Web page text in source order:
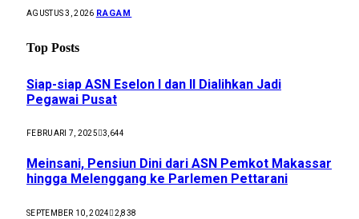
AGUSTUS 3, 2026 RAGAM
Top Posts
Siap-siap ASN Eselon I dan II Dialihkan Jadi
Pegawai Pusat
FEBRUARI 7, 2025 3,644
Meinsani, Pensiun Dini dari ASN Pemkot Makassar
hingga Melenggang ke Parlemen Pettarani
SEPTEMBER 10, 2024 2,838